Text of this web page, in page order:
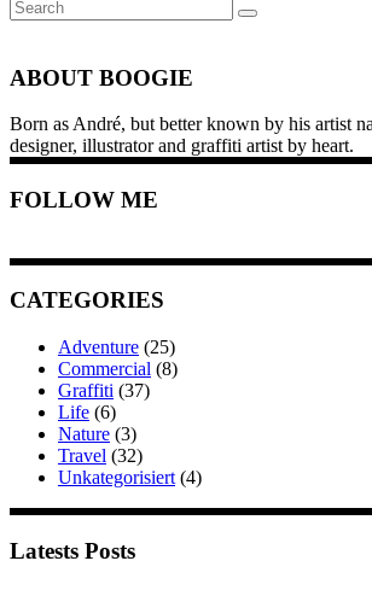
ABOUT BOOGIE
Born as André, but better known by his artist
designer, illustrator and graffiti artist by heart.
FOLLOW ME
CATEGORIES
Adventure (25)
Commercial (8)
Graffiti (37)
Life (6)
Nature (3)
Travel (32)
Unkategorisiert (4)
Latests Posts